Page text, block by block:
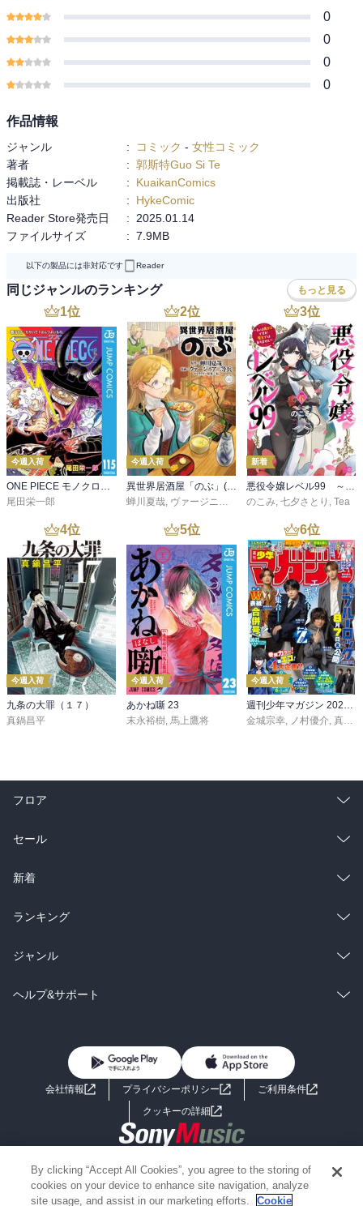
0
0
0
0
作品情報
ジャンル : コミック - 女性コミック
著者
: 郭斯特Guo Si Te
掲載誌・レーベル
:
KuaikanComics
出版社
:
HykeComic
Reader Store発売日
:
2025.01.14
ファイルサイズ
: 7.9MB
以下の製品には非対応です Reader
同じジャンルのランキング もっと見る
1位
今週入荷
ONE PIECE モノクロ版 115
尾田栄一郎
2位
今週入荷
異世界居酒屋「のぶ」(22)
蝉川夏哉, ヴァージニア二等兵 ,転
3位
新着
悪役令嬢レベル99 ～私は裏ボスですが魔王ではありません～ その６
のこみ, 七夕さとり , Tea
4位
今週入荷
九条の大罪（１７）
真鍋昌平
5位
今週入荷
あかね噺 23
末永裕樹 馬上鷹将
6位
今週入荷
金城宗幸
ノ村優介 真島ヒロ
フロア
総合
ラノベ
雑誌・グラビア
BL・TL
セール
総合
ラノベ
雑誌・グラビア
BL・TL
新着
総合
ラノベ
雑誌・グラビア
ランキング
総合
ラノベ
ジャンル
コミック
ライトノベル 男子向けラノベ
小説
海外小説
ミステリー SF
ヘルプ&サポート
よくあるご質問 お問い合わせ
会社情報 プライバシーポリシー
ご利用条件
クッキーの詳細
Copyright 2017 - 2026 Sony Music Entertainment(Japan) Inc.
Information on the site is for the Japan domestic market only
powered by
By clicking “Accept All Cookies”, you agree to the storing of
cookies on your device to enhance site navigation, analyze
site usage, and assist in our marketing efforts.
Cookie